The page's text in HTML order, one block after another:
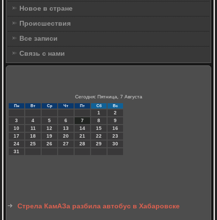
Новое в стране
Происшествия
Все записи
Связь с нами
Сегодня: Пятница, 7 Августа
Пн Вт Ср Чт Пт Сб Вс
1
2
3
4 5 6 7 8
9
10
11 12 13 14 15
16
17
18 19 20 21 22
23
24
25 26 27 28 29
30
31
Стрела КамАЗа разбила автобус в Хабаровске